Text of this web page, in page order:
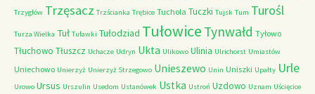
Trzygłów Trzęsacz Trzścianka Trębice Tuchola Tuczki Tujsk Tum Turośl
Turza Wielka Tuł Tuławki Tułodziad Tułowice Tynwałd Tyłowo
Tłuchowo Tłuszcz Uchacze Udryn Ukta Ulikowo Ulinia Ulrichorst Umiastów
Uniechowo Unierzyż Unierzyż Strzegowo Unieszewo Unin Uniszki Upałty Urle
Urowo Ursus Urszulin Usedom Ustanówek Ustka Ustroń Uzdowo Uznam Uścięcice